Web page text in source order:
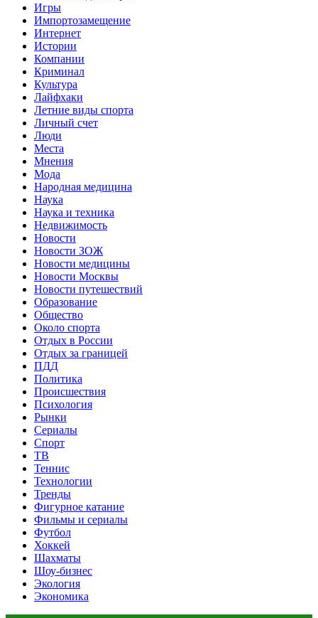
Игры
Импортозамещение
Интернет
Истории
Компании
Криминал
Культура
Лайфхаки
Летние виды спорта
Личный счет
Люди
Места
Мнения
Мода
Народная медицина
Наука
Наука и техника
Недвижимость
Новости
Новости ЗОЖ
Новости медицины
Новости Москвы
Новости путешествий
Образование
Общество
Около спорта
Отдых в России
Отдых за границей
ПДД
Политика
Происшествия
Психология
Рынки
Сериалы
Спорт
ТВ
Теннис
Технологии
Тренды
Фигурное катание
Фильмы и сериалы
Футбол
Хоккей
Шахматы
Шоу-бизнес
Экология
Экономика